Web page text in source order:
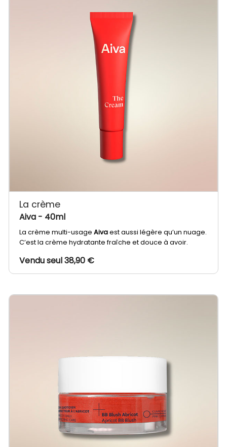
La crème
Aiva - 40ml
La crème multi-usageAivaest aussi légère qu’un nuage.
C’est la crème hydratante fraîche et douce à avoir.
Vendu seul 38,90 €